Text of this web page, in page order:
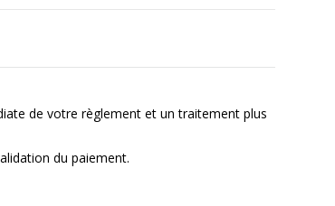
de votre règlement et un traitement plus
du paiement.